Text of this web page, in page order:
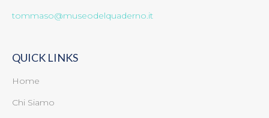
tommaso@museodelquaderno.it
QUICK LINKS
Home
Chi Siamo